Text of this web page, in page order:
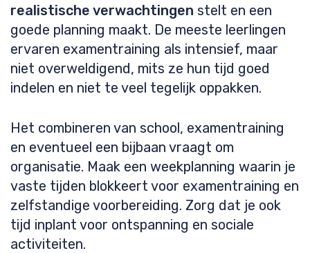
realistische verwachtingen stelt en een
goede planning maakt. De meeste leerlingen
ervaren examentraining als intensief, maar
niet overweldigend, mits ze hun tijd goed
indelen en niet te veel tegelijk oppakken.
Het combineren van school, examentraining
en eventueel een bijbaan vraagt om
organisatie. Maak een weekplanning waarin je
vaste tijden blokkeert voor examentraining en
zelfstandige voorbereiding. Zorg dat je ook
tijd inplant voor ontspanning en sociale
activiteiten.